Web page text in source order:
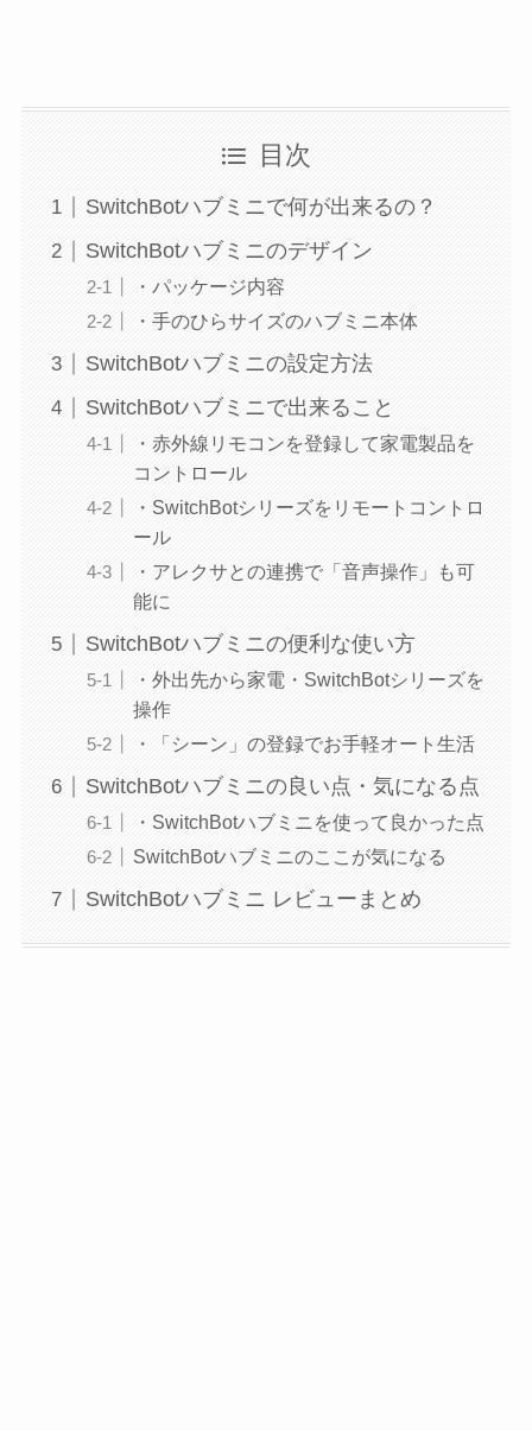
目次
SwitchBotハブミニで何が出来るの？
SwitchBotハブミニのデザイン
・パッケージ内容
・手のひらサイズのハブミニ本体
SwitchBotハブミニの設定方法
SwitchBotハブミニで出来ること
・赤外線リモコンを登録して家電製品を
コントロール
・SwitchBotシリーズをリモートコントロ
ール
・アレクサとの連携で「音声操作」も可
能に
SwitchBotハブミニの便利な使い方
・外出先から家電・SwitchBotシリーズを
操作
・「シーン」の登録でお手軽オート生活
SwitchBotハブミニの良い点・気になる点
・SwitchBotハブミニを使って良かった点
SwitchBotハブミニのここが気になる
SwitchBotハブミニ レビューまとめ